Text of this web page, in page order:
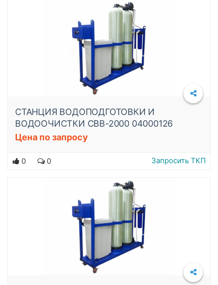
СТАНЦИЯ ВОДОПОДГОТОВКИ И
ВОДООЧИСТКИ СВВ-2000 04000126
Цена по запросу
0 0 Запросить ТКП